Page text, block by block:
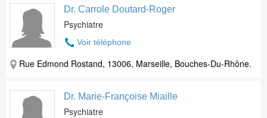
Dr. Carrole Doutard-Roger
Psychiatre
Voir téléphone
Rue Edmond Rostand, 13006, Marseille, Bouches-Du-Rhône.
Dr. Marie-Françoise Miaille
Psychiatre